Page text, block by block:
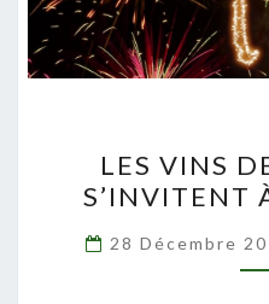
LES VINS
S’INVITENT
28 Décembre